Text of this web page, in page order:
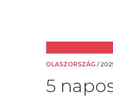
OLASZORSZÁG /
5